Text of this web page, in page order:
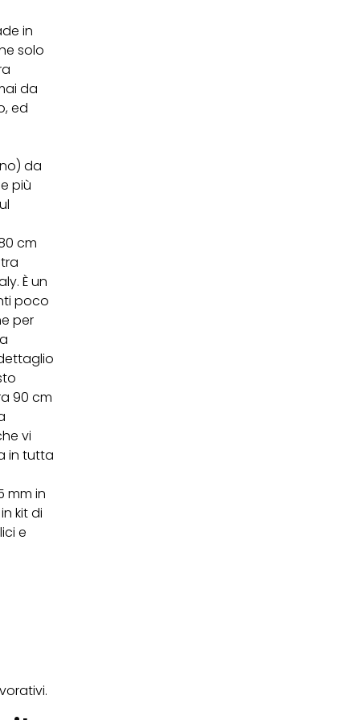
in
solo
da
ed
da
più
cm
È un
poco
per
90 cm
vi
in tutta
mm in
kit di
e